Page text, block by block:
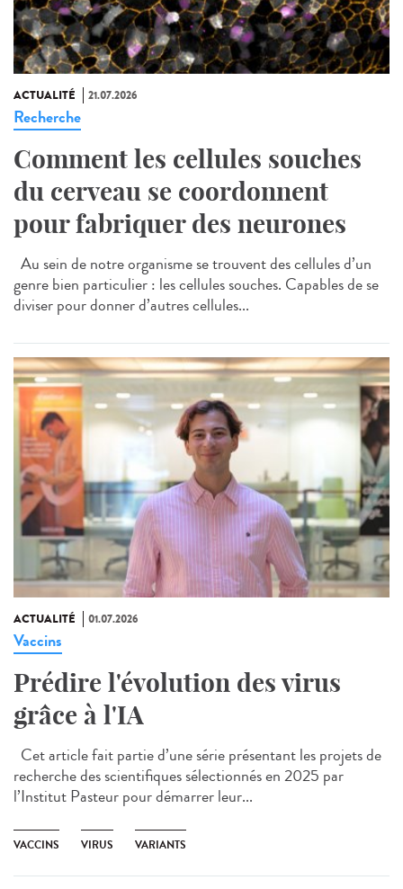
ACTUALITÉ 21.07.2026
Recherche
Comment les cellules souches
du cerveau se coordonnent
pour fabriquer des neurones
Au sein de notre organisme se trouvent des cellules d’un
genre bien particulier : les cellules souches. Capables de se
diviser pour donner d’autres cellules...
ACTUALITÉ 01.07.2026
Vaccins
Prédire l'évolution des virus
grâce à l'IA
Cet article fait partie d’une série présentant les projets de
recherche des scientifiques sélectionnés en 2025 par
l’Institut Pasteur pour démarrer leur...
VACCINS VIRUS VARIANTS